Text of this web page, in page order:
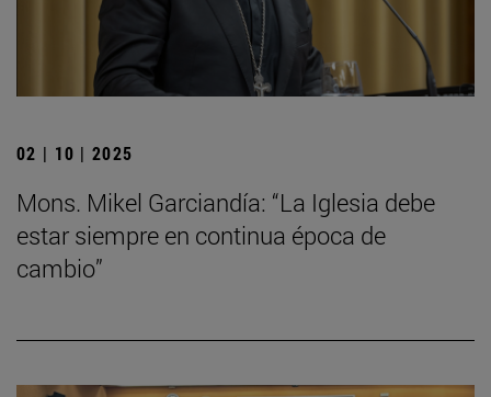
02 | 10 | 2025
Mons. Mikel Garciandía: “La Iglesia debe
estar siempre en continua época de
cambio”